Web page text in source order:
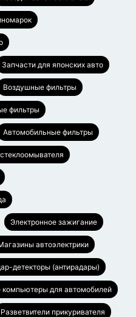
Запчасти для японских авто
Воздушные фильтры
фильтры
Автомобильные фильтры
Электронное зажигание
автоэлектрики
детекторы (антирадары)
компьютеры для автомобилей
Разветвители прикуривателя